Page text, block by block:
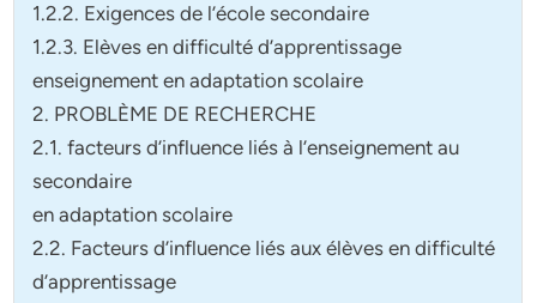
1.2.2. Exigences de l’école secondaire
1.2.3. Elèves en difficulté d’apprentissage
enseignement en adaptation scolaire
2. PROBLÈME DE RECHERCHE
2.1. facteurs d’influence liés à l’enseignement au
secondaire
en adaptation scolaire
2.2. Facteurs d’influence liés aux élèves en difficulté
d’apprentissage